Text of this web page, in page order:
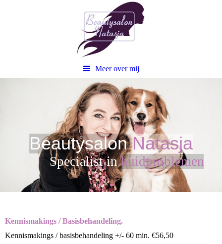
Meer over mij
Beautysalon Natasja
Specialist inhuidproblemen
Kennismakings / Basisbehandeling.
Kennismakings / basisbehandeling +/- 60 min. €56,50